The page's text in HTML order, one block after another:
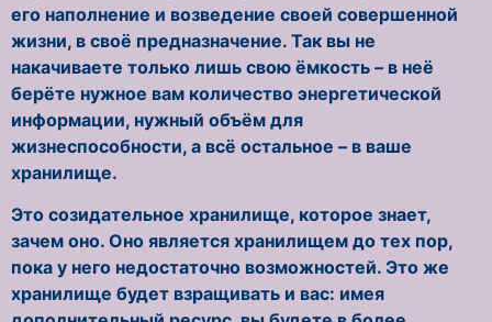
его наполнение и возведение своей совершенной
жизни, в своё предназначение. Так вы не
накачиваете только лишь свою ёмкость – в неё
берёте нужное вам количество энергетической
информации, нужный объём для
жизнеспособности, а всё остальное – в ваше
хранилище.
Это созидательное хранилище, которое знает,
зачем оно. Оно является хранилищем до тех пор,
пока у него недостаточно возможностей. Это же
хранилище будет взращивать и вас: имея